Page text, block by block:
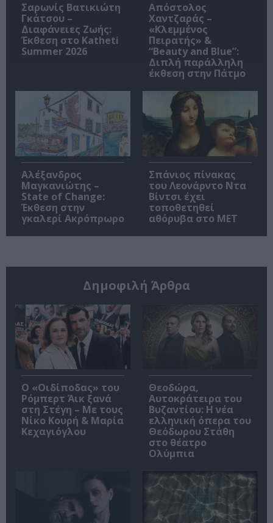
Σαρωνίς Βατικιώτη
Γκάτσου –
Διαφάνειες Ζωής:
Έκθεση στο Katheti
Summer 2026
Απόστολος
Χαντζαράς –
«Κλεμμένος
Πειρατής» &
“Beauty and Blue”:
Διπλή παράλληλη
έκθεση στην Πάτμο
Αλέξανδρος
Μαγκανιώτης –
State of Change:
Έκθεση στην
γκαλερί Ακρόπρωρο
Σπάνιος πίνακας
του Λεονάρντο Ντα
Βίντσι έχει
τοποθετηθεί
αθόρυβα στο MET
Δημοφιλή Άρθρα
O «Οιδίποδας» του
Ρόμπερτ Άικ ξανά
στη Στέγη – Με τους
Νίκο Κουρή & Μαρία
Κεχαγιόγλου
Θεοδώρα,
Αυτοκράτειρα του
Βυζαντίου: Η νέα
ελληνική όπερα του
Θεόδωρου Στάθη
στο θέατρο
Ολύμπια